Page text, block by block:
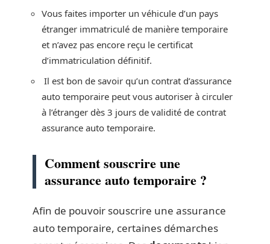
Vous faites importer un véhicule d’un pays
étranger immatriculé de manière temporaire
et n’avez pas encore reçu le certificat
d’immatriculation définitif.
Il est bon de savoir qu’un contrat d’assurance
auto temporaire peut vous autoriser à circuler
à l’étranger dès 3 jours de validité de contrat
assurance auto temporaire.
Comment souscrire une
assurance auto temporaire ?
Afin de pouvoir souscrire une assurance
auto temporaire, certaines démarches